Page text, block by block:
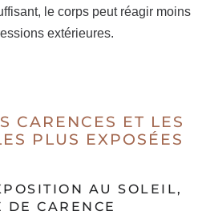
le corps peut réagir moins
extérieures.
CARENCES ET LES
PLUS EXPOSÉES
AU SOLEIL,
DE CARENCE